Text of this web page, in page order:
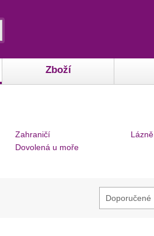
Zboží
Zahraničí
Dovolená u moře
Lázně
Doporučené